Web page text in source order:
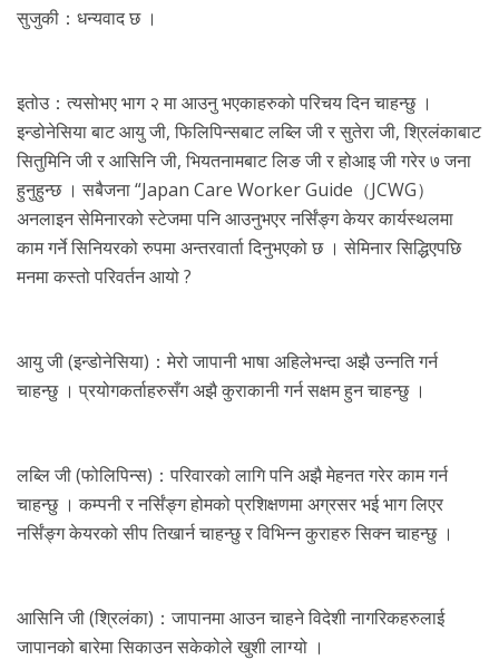
सुजुकी：धन्यवाद छ ।
इतोउ：त्यसोभए भाग २ मा आउनु भएकाहरुको परिचय दिन चाहन्छु ।
इन्डोनेसिया बाट आयु जी, फिलिपिन्सबाट लब्लि जी र सुतेरा जी, श्रिलंकाबाट
सितुमिनि जी र आसिनि जी, भियतनामबाट लिङ जी र होआइ जी गरेर ७ जना
हुनुहुन्छ । सबैजना “Japan Care Worker Guide（JCWG）
अनलाइन सेमिनारको स्टेजमा पनि आउनुभएर नर्सिंङ्ग केयर कार्यस्थलमा
काम गर्ने सिनियरको रुपमा अन्तरवार्ता दिनुभएको छ । सेमिनार सिद्धिएपछि
मनमा कस्तो परिवर्तन आयो ?
आयु जी (इन्डोनेसिया)：मेरो जापानी भाषा अहिलेभन्दा अझै उन्नति गर्न
चाहन्छु । प्रयोगकर्ताहरुसँग अझै कुराकानी गर्न सक्षम हुन चाहन्छु ।
लब्लि जी (फोलिपिन्स)：परिवारको लागि पनि अझै मेहनत गरेर काम गर्न
चाहन्छु । कम्पनी र नर्सिंङ्ग होमको प्रशिक्षणमा अग्रसर भई भाग लिएर
नर्सिंङ्ग केयरको सीप तिखार्न चाहन्छु र विभिन्न कुराहरु सिक्न चाहन्छु ।
आसिनि जी (श्रिलंका)：जापानमा आउन चाहने विदेशी नागरिकहरुलाई
जापानको बारेमा सिकाउन सकेकोले खुशी लाग्यो ।